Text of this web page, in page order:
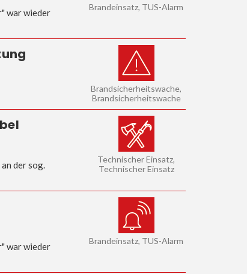
war wieder
Brandeinsatz, TUS-Alarm
Brandsicherheitswache,
Brandsicherheitswache
der sog.
Technischer Einsatz,
Technischer Einsatz
war wieder
Brandeinsatz, TUS-Alarm